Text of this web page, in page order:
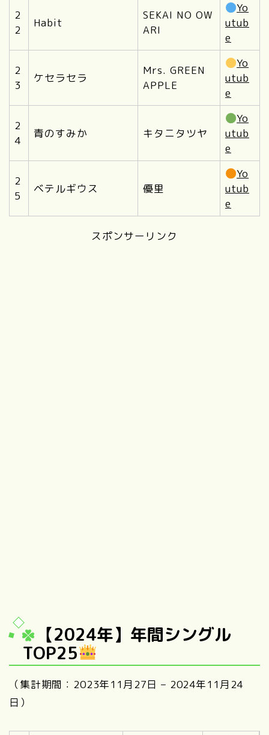
2
2
Habit
SEKAI NO OW
ARI
Yo
utub
e
2
3
ケセラセラ
Mrs. GREEN
APPLE
Yo
utub
e
2
4
青のすみか キタニタツヤ
Yo
utub
e
2
5
ベテルギウス 優里
Yo
utub
e
スポンサーリンク
【2024年】年間シングル
TOP25
（集計期間：2023年11月27日 – 2024年11月24
日）